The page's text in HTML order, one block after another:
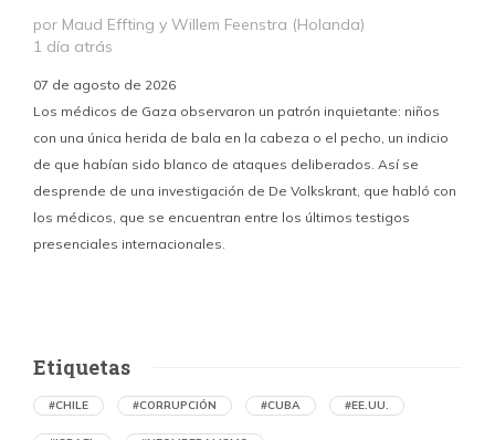
por Maud Effting y Willem Feenstra (Holanda)
1 día atrás
07 de agosto de 2026
Los médicos de Gaza observaron un patrón inquietante: niños
con una única herida de bala en la cabeza o el pecho, un indicio
de que habían sido blanco de ataques deliberados. Así se
desprende de una investigación de De Volkskrant, que habló con
los médicos, que se encuentran entre los últimos testigos
presenciales internacionales.
Etiquetas
#CHILE #CORRUPCIÓN #CUBA #EE.UU.